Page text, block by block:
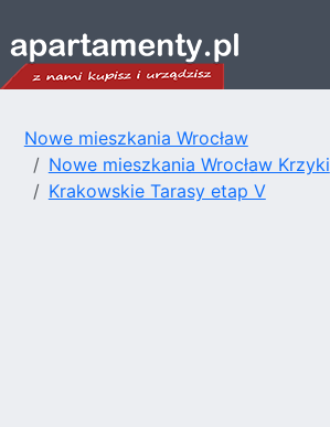
Nowe mieszkania Wrocław
Nowe mieszkania Wrocław Krzyki
Krakowskie Tarasy etap V